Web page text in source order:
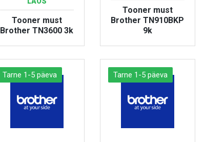
Tooner must
Brother TN3600 3k
VAATA TOODET
Tooner must
Brother TN910BKP
9k
VAATA TOODET
Tarne 1-5 päeva Tarne 1-5 päeva